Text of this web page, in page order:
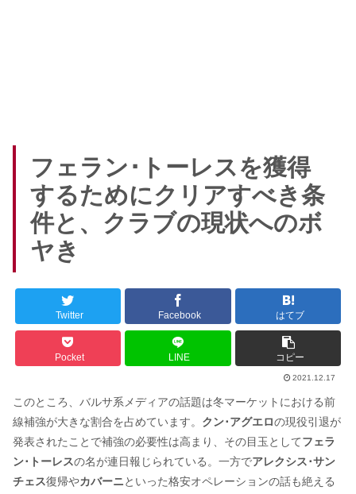
フェラン･トーレスを獲得
するためにクリアすべき条
件と、クラブの現状へのボ
ヤき
Twitter Facebook はてブ
Pocket LINE コピー
2021.12.17
このところ、バルサ系メディアの話題は冬マーケットにおける前
線補強が大きな割合を占めています。 クン･アグエロの現役引退が
発表されたことで補強の必要性は高まり、その目玉としてフェラ
ン･トーレスの名が連日報じられている。一方でアレクシス･サン
チェス復帰やカバーニといった格安オペレーションの話も絶える